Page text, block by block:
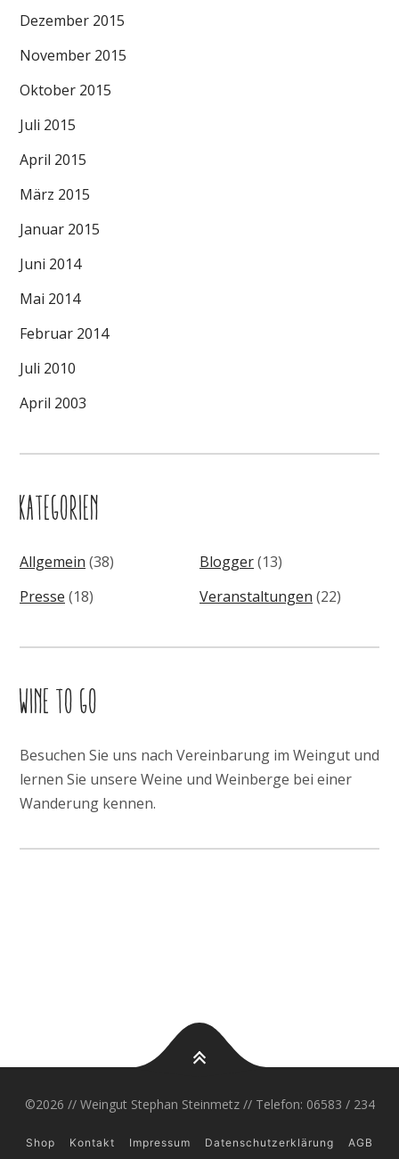
Dezember 2015
November 2015
Oktober 2015
Juli 2015
April 2015
März 2015
Januar 2015
Juni 2014
Mai 2014
Februar 2014
Juli 2010
April 2003
KATEGORIEN
Allgemein (38) Blogger(13)
Presse (18) Veranstaltungen (22)
WINE TO GO
Besuchen Sie uns nach Vereinbarung im Weingut und
lernen Sie unsere Weine und Weinberge bei einer
Wanderung kennen.
©2026 // Weingut Stephan Steinmetz // Telefon: 06583 / 234
Shop Kontakt Impressum Datenschutzerklärung AGB